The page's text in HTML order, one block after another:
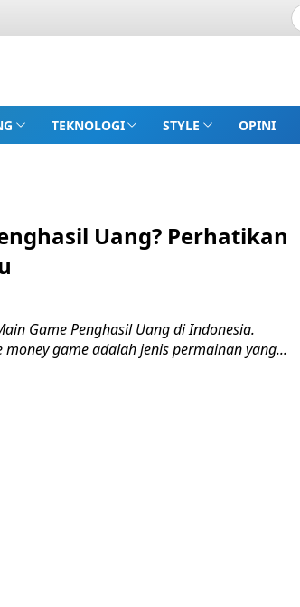
TEKNOLOGI STYLE OPINI
Uang? Perhatikan
Game Penghasil Uang di Indonesia.
game adalah jenis permainan yang...